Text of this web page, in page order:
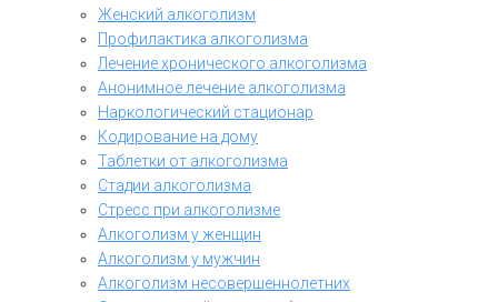
Женский алкоголизм
Профилактика алкоголизма
Лечение хронического алкоголизма
Анонимное лечение алкоголизма
Наркологический стационар
Кодирование на дому
Таблетки от алкоголизма
Стадии алкоголизма
Стресс при алкоголизме
Алкоголизм у женщин
Алкоголизм у мужчин
Алкоголизм несовершеннолетних